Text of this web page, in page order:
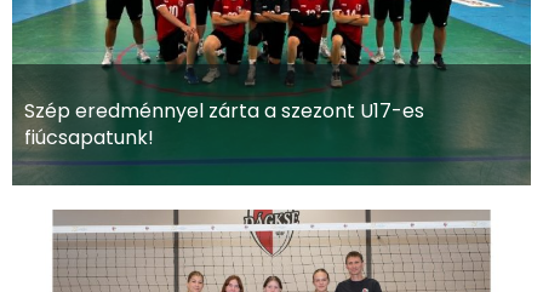
Szép eredménnyel zárta a szezont U17-es
fiúcsapatunk!